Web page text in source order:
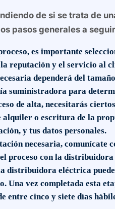
de si se trata de
pasos generales a
es importante
reputación y el servicio al
dependerá del
suministradora para
de alta, necesitarás
o escritura de la
y tus datos personales.
necesaria,
proceso con la
distribuidora eléctrica
Una vez completada esta
entre cinco y siete días